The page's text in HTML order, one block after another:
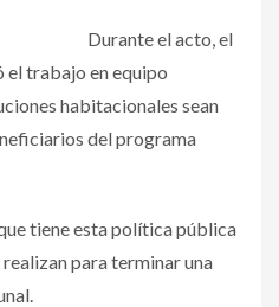
Durante el acto, el
el trabajo en equipo
habitacionales sean
del programa
tiene esta política pública
para terminar una